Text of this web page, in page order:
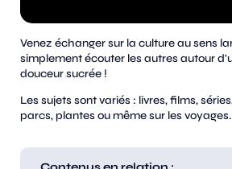
Venez échanger sur la culture au sens
simplement écouter les autres autour
douceur sucrée !
Les sujets sont variés : livres, films,
parcs, plantes ou même sur les voyages.